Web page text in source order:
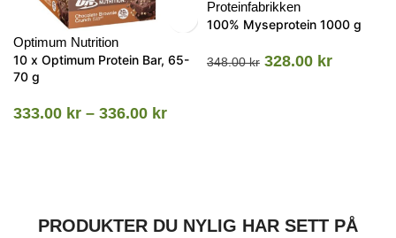
Optimum Nutrition
10 x Optimum Protein Bar, 65-
70 g
333.00 kr – 336.00 kr
Proteinfabrikken
100% Myseprotein 1000 g
348.00kr 328.00 kr
PRODUKTER DU NYLIG HAR SETT PÅ